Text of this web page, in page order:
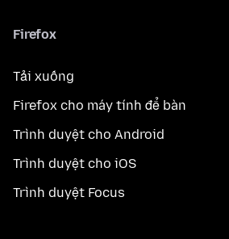
Firefox
Tải xuống
Firefox cho máy tính để bàn
Trình duyệt cho Android
Trình duyệt cho iOS
Trình duyệt Focus